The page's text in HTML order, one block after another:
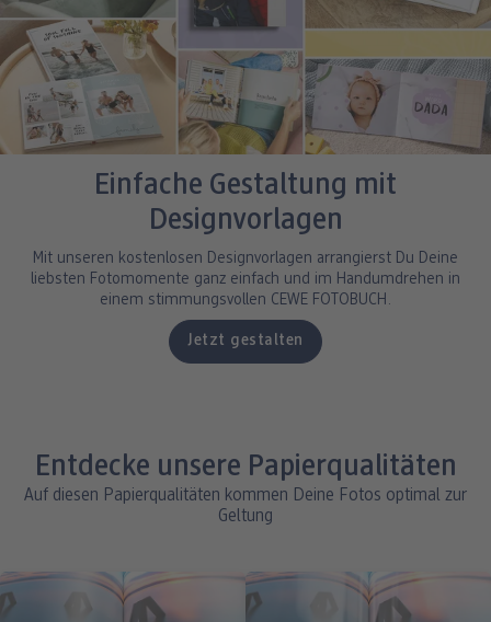
Einfache Gestaltung mit
Designvorlagen
Mit unseren kostenlosen Designvorlagen arrangierst Du Deine
liebsten Fotomomente ganz einfach und im Handumdrehen in
einem stimmungsvollen CEWE FOTOBUCH.
Jetzt gestalten
Entdecke unsere Papierqualitäten
Auf diesen Papierqualitäten kommen Deine Fotos optimal zur
Geltung